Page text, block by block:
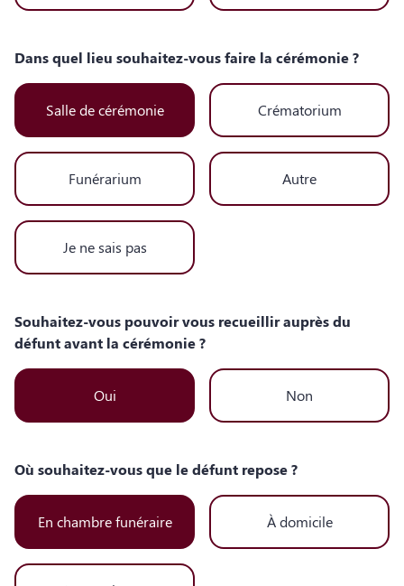
Dans quel lieu souhaitez-vous faire la cérémonie ?
Salle de cérémonie Crématorium
Funérarium Autre
Je ne sais pas
Souhaitez-vous pouvoir vous recueillir auprès du
défunt avant la cérémonie ?
Oui Non
Où souhaitez-vous que le défunt repose ?
En chambre funéraire À domicile